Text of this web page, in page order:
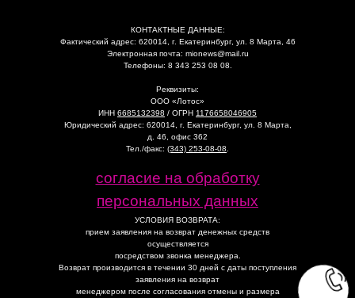
КОНТАКТНЫЕ ДАННЫЕ:
Фактический адрес: 620014, г. Екатеринбург, ул. 8 Марта, 46
Электронная почта: mionews@mail.ru
Телефоны: 8 343 253 08 08.
Реквизиты:
ООО «Лотос»
ИНН 6685132398 / ОГРН 1176658046905
Юридический адрес: 620014, г. Екатеринбург, ул. 8 Марта,
д. 46, офис 362
Тел./факс: (343) 253-08-08
УСЛОВИЯ ВОЗВРАТА:
прием заявления на возврат денежных средств
осуществляется
посредством звонка менеджера.
Возврат производится в течении 30 дней с даты поступления
заявления на возврат
менеджером после согласования отмены и размера
согласие на обработку
персональных данных